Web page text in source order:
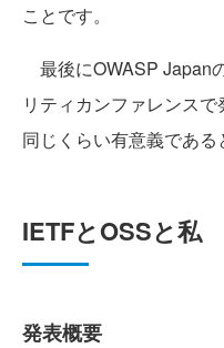
ことです。
最後にOWASP Japan
リティカンファレンス
同じくらい有意義である
IETFとOSSと私
発表概要